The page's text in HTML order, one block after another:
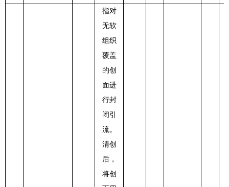
指对
无软
组织
覆盖
的创
面进
行封
闭引
流。
清创
后，
将创